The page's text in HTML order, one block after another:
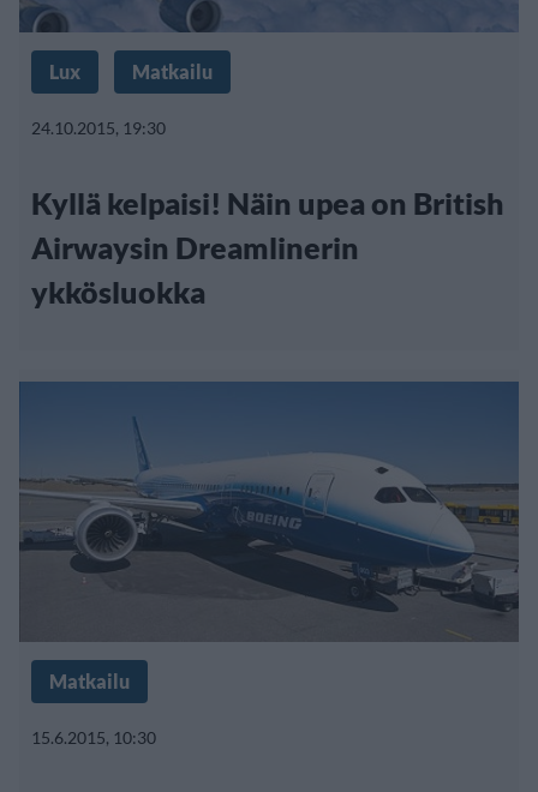
Lux Matkailu
24.10.2015, 19:30
Kyllä kelpaisi! Näin upea on British
Airwaysin Dreamlinerin
ykkösluokka
Matkailu
15.6.2015, 10:30